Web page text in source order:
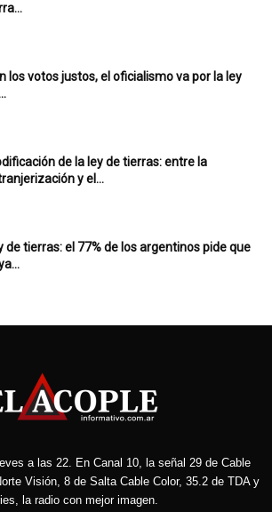
los votos justos, el oficialismo va por la ley
de la ley de tierras: entre la
y el...
de tierras: el 77% de los argentinos pide que
a las 22. En Canal 10, la señal 29 de Cable
Visión, 8 de Salta Cable Color, 35.2 de TDA y
la radio con mejor imagen.